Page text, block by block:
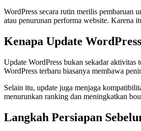
WordPress secara rutin merilis pembaruan
atau penurunan performa website. Karena
Kenapa Update
Update WordPress bukan sekadar
WordPress terbaru biasanya membawa
Selain itu, update juga menjaga
menurunkan ranking dan meningkatkan
Langkah Persiapan